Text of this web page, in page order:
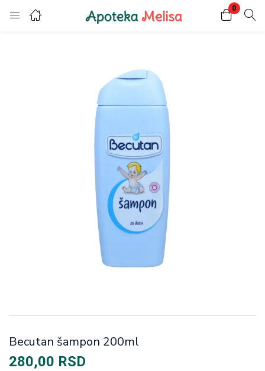
0
Login Register
Enter your username and password to login.
Becutan šampon 200ml
280,00 RSD